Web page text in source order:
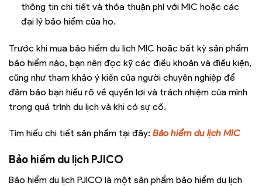
thông tin chi tiết và thỏa thuận phí với MIC hoặc các
đại lý bảo hiểm của họ.
Trước khi mua bảo hiểm du lịch MIC hoặc bất kỳ sản phẩm
bảo hiểm nào, bạn nên đọc kỹ các điều khoản và điều kiện,
cũng như tham khảo ý kiến của người chuyên nghiệp để
đảm bảo bạn hiểu rõ về quyền lợi và trách nhiệm của mình
trong quá trình du lịch và khi có sự cố.
Tìm hiểu chi tiết sản phẩm tại đây: Bảo hiểm du lịch MIC
Bảo hiểm du lịch PJICO
Bảo hiểm du lịch PJICO là một sản phẩm bảo hiểm du lịch